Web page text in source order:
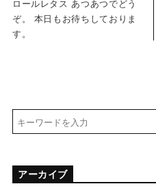
ロールレタス あつあつでどう
ぞ。 本日もお待ちしておりま
す。
アーカイブ